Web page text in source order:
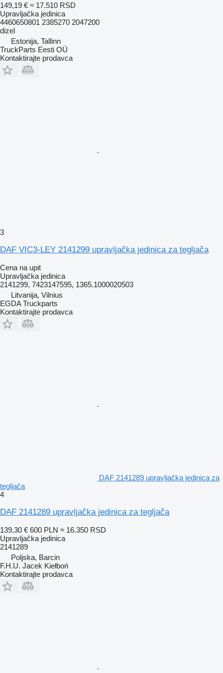
149,19 € ≈ 17.510 RSD
Upravljačka jedinica
4460650801 2385270 2047200
dizel
Estonija, Tallinn
TruckParts Eesti OÜ
Kontaktirajte prodavca
3
DAF VIC3-LEY 2141299 upravljačka jedinica za tegljača
Cena na upit
Upravljačka jedinica
2141299, 7423147595, 1365.1000020503
Litvanija, Vilnius
EGDA Truckparts
Kontaktirajte prodavca
DAF 2141289 upravljačka jedinica za
tegljača
4
DAF 2141289 upravljačka jedinica za tegljača
139,30 € 600 PLN ≈ 16.350 RSD
Upravljačka jedinica
2141289
Poljska, Barcin
F.H.U. Jacek Kiełboń
Kontaktirajte prodavca